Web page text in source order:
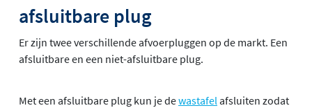
afsluitbare plug
Er zijn twee verschillende afvoerpluggen op de markt. Een
afsluitbare en een niet-afsluitbare plug.
Met een afsluitbare plug kun je dewastafelafsluiten zodat